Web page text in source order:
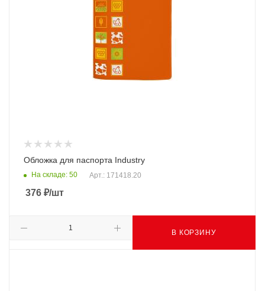
Обложка для паспорта Industry
На складе: 50 Арт.: 171418.20
376 ₽/шт
В КОРЗИНУ